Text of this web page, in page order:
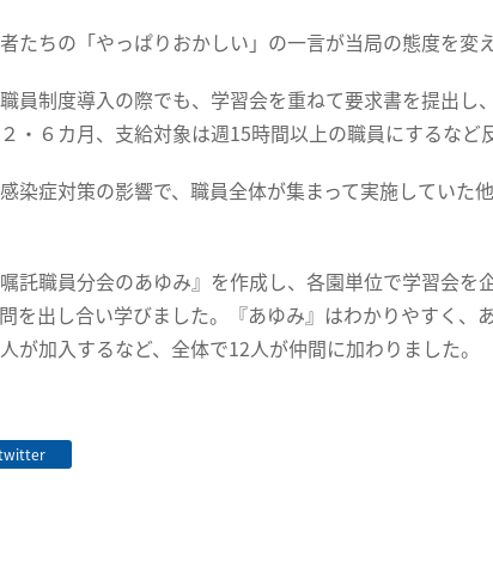
たちの「やっぱりおかしい」の一言が当局の態度を変
員制度導入の際でも、学習会を重ねて要求書を提出し
・６カ月、支給対象は週15時間以上の職員にするなど
染症対策の影響で、職員全体が集まって実施していた
託職員分会のあゆみ』を作成し、各園単位で学習会
を出し合い学びました。『あゆみ』はわかりやすく
が加入するなど、全体で12人が仲間に加わりました。